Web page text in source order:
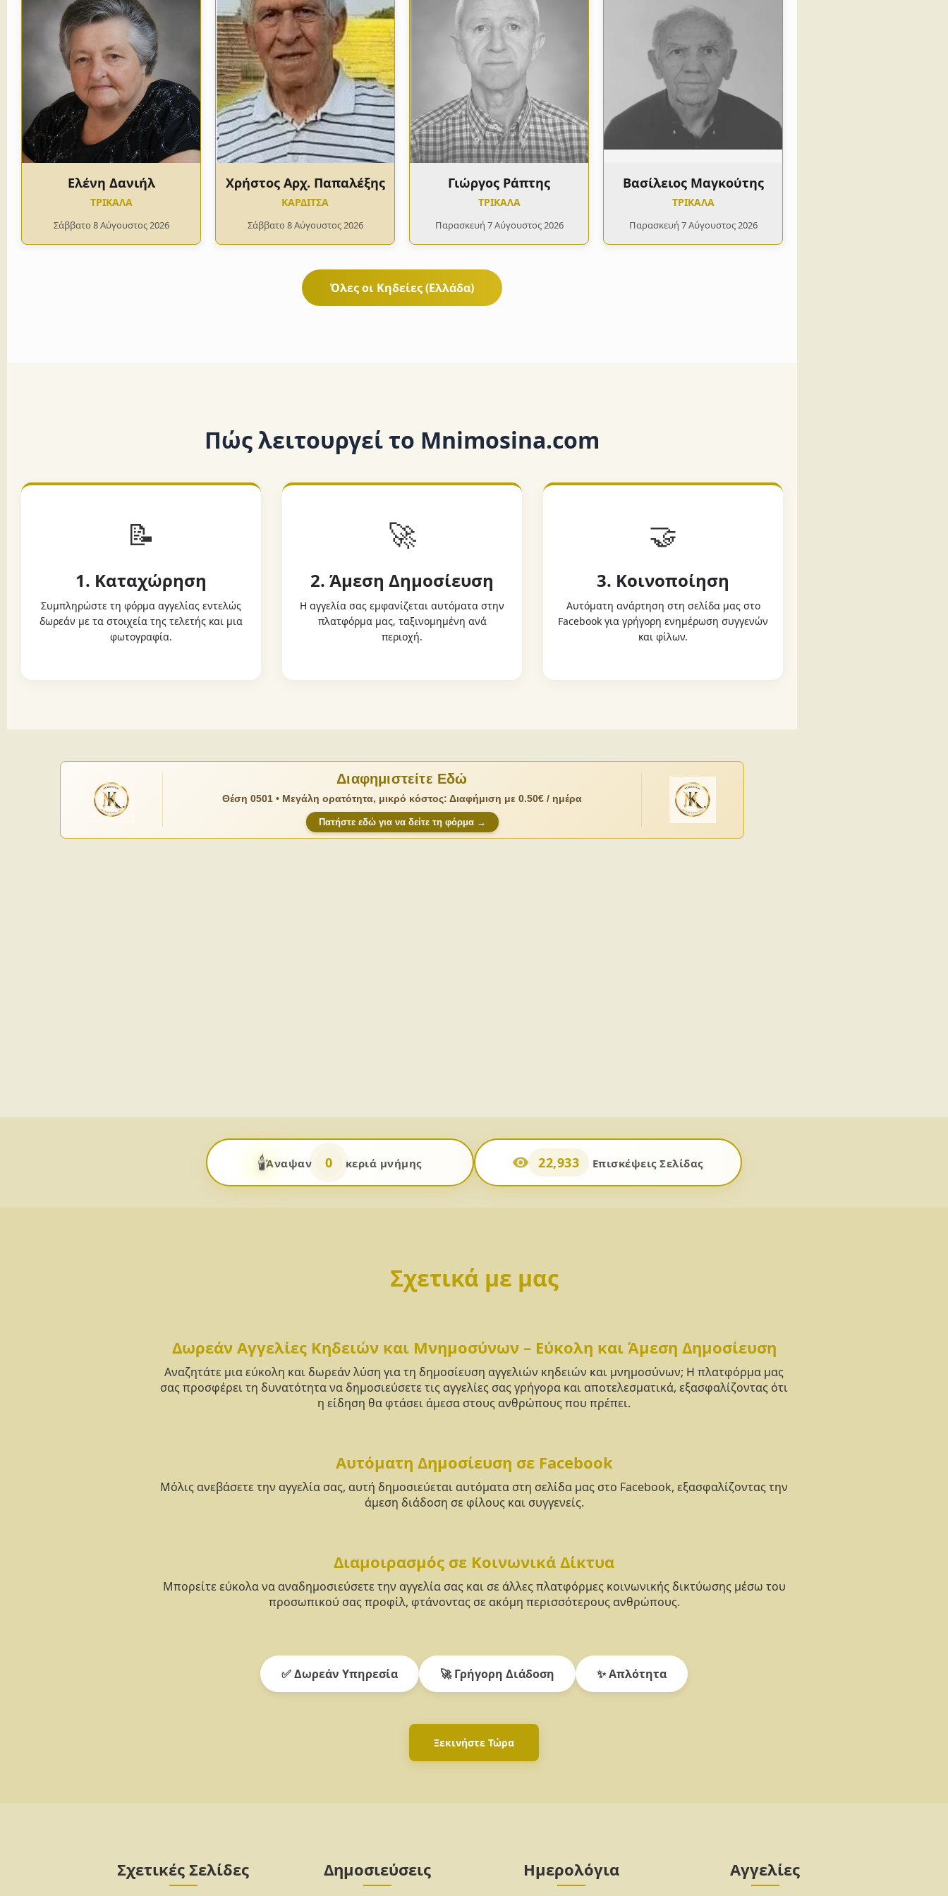
Ελένη Δανιήλ
ΤΡΙΚΑΛΑ
Σάββατο 8 Αύγουστος 2026
Χρήστος Αρχ. Παπαλέξης
ΚΑΡΔΙΤΣΑ
Σάββατο 8 Αύγουστος 2026
Γιώργος Ράπτης
ΤΡΙΚΑΛΑ
Παρασκευή 7 Αύγουστος 2026
Βασίλειος Μαγκούτης
ΤΡΙΚΑΛΑ
Παρασκευή 7 Αύγουστος 2026
Όλες οι Κηδείες (Ελλάδα)
Πώς λειτουργεί το Mnimosina.com
📝
1. Καταχώρηση
Συμπληρώστε τη φόρμα αγγελίας εντελώς
δωρεάν με τα στοιχεία της τελετής και μια
φωτογραφία.
🚀
2. Άμεση Δημοσίευση
Η αγγελία σας εμφανίζεται αυτόματα στην
πλατφόρμα μας, ταξινομημένη ανά
περιοχή.
🤝
3. Κοινοποίηση
Αυτόματη ανάρτηση στη σελίδα μας στο
Facebook για γρήγορη ενημέρωση συγγενών
και φίλων.
Διαφημιστείτε Εδώ
Θέση 0501 • Μεγάλη ορατότητα, μικρό κόστος: Διαφήμιση με 0.50€ / ημέρα
Πατήστε εδώ για να δείτε τη φόρμα →
🕯️Άναψαν 0 κεριά μνήμης 22,933 Επισκέψεις Σελίδας
Σχετικά με μας
Δωρεάν Αγγελίες Κηδειών και Μνημοσύνων – Εύκολη και Άμεση Δημοσίευση
Αναζητάτε μια εύκολη και δωρεάν λύση για τη δημοσίευση αγγελιών κηδειών και μνημοσύνων; Η πλατφόρμα μας
σας προσφέρει τη δυνατότητα να δημοσιεύσετε τις αγγελίες σας γρήγορα και αποτελεσματικά, εξασφαλίζοντας ότι
η είδηση θα φτάσει άμεσα στους ανθρώπους που πρέπει.
Αυτόματη Δημοσίευση σε Facebook
Μόλις ανεβάσετε την αγγελία σας, αυτή δημοσιεύεται αυτόματα στη σελίδα μας στο Facebook, εξασφαλίζοντας την
άμεση διάδοση σε φίλους και συγγενείς.
Διαμοιρασμός σε Κοινωνικά Δίκτυα
Μπορείτε εύκολα να αναδημοσιεύσετε την αγγελία σας και σε άλλες πλατφόρμες κοινωνικής δικτύωσης μέσω του
προσωπικού σας προφίλ, φτάνοντας σε ακόμη περισσότερους ανθρώπους.
✅ Δωρεάν Υπηρεσία 🚀 Γρήγορη Διάδοση ✨ Απλότητα
Ξεκινήστε Τώρα
Σχετικές Σελίδες Δημοσιεύσεις Ημερολόγια Αγγελίες